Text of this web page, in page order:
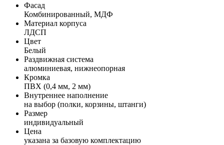
Фасад
Комбинированный, МДФ
Материал корпуса
ЛДСП
Цвет
Белый
Раздвижная система
алюминиевая, нижнеопорная
Кромка
ПВХ (0,4 мм, 2 мм)
Внутреннее наполнение
на выбор (полки, корзины, штанги)
Размер
индивидуальный
Цена
указана за базовую комплектацию